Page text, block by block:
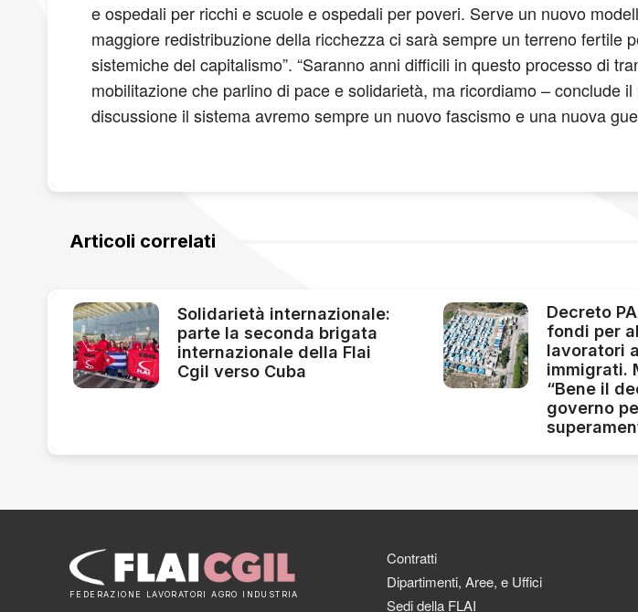
e ospedali per ricchi e scuole e ospedali per poveri. Serve un nuovo
maggiore redistribuzione della ricchezza ci sarà sempre un terreno fertile
sistemiche del capitalismo”. “Saranno anni difficili in questo processo di
mobilitazione che parlino di pace e solidarietà, ma ricordiamo – conclude
discussione il sistema avremo sempre un nuovo fascismo e una nuova
Articoli correlati
Solidarietà internazionale:
parte la seconda brigata
internazionale della Flai
Cgil verso Cuba
Decreto
fondi per
lavoratori
immigrati.
“Bene il
governo
FEDERAZIONE LAVORATORI AGRO INDUSTRIA
Contratti
Dipartimenti, Aree, e Uffici
Sedi della FLAI